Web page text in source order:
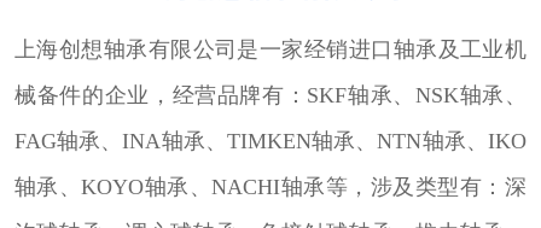
上海创想轴承有限公司是一家经销进口轴承及工业机
械备件的企业，经营品牌有：SKF轴承、NSK轴承、
FAG轴承、INA轴承、TIMKEN轴承、NTN轴承、IKO
轴承、KOYO轴承、NACHI轴承等，涉及类型有：深